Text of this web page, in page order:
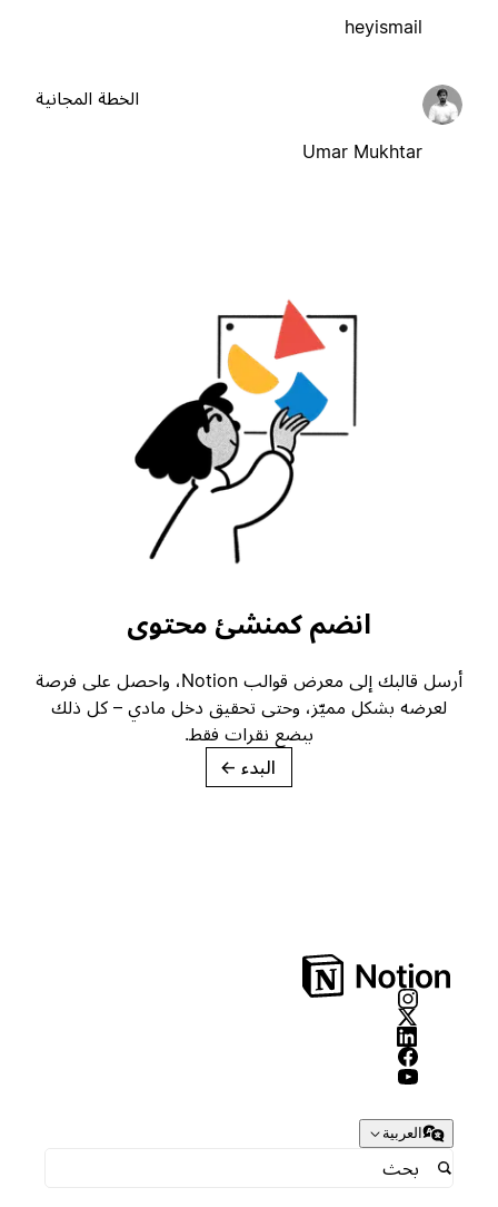
heyismail
Umar Mukhtar
الخطة المجانية
انضم كمنشئ محتوى
أرسل قالبك إلى معرض قوالب Notion، واحصل على فرصة
لعرضه بشكل مميّز، وحتى تحقيق دخل مادي – كل ذلك
ببضع نقرات فقط.
→
العربية